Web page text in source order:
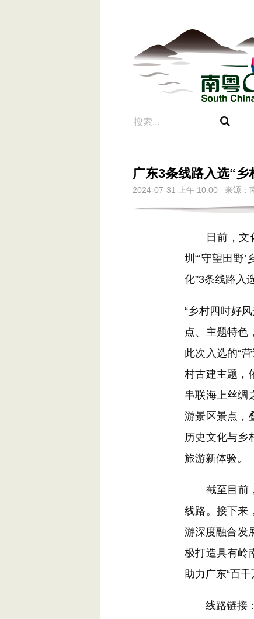
广东3条线路入选“
2024-07-31 上午 10:00 来源：
日前，文化
圳“‘守望田野
化”3条线路入
“乡村四时好
点、主题特色
此次入选的“
村古建主题，
串联海上丝绸
游景区景点，
历史文化与乡
旅游新体验。
截至目前，
线路。接下来
游深度融合发
极打造具有岭
助力广东“百千
线路链接：